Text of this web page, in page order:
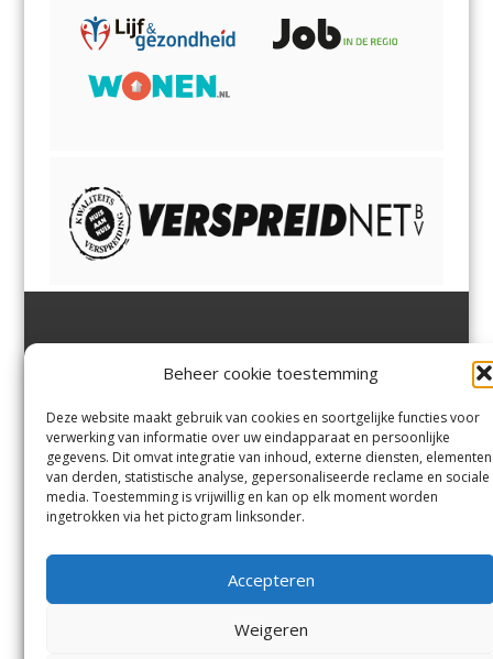
Beheer cookie toestemming
Deze website maakt gebruik van cookies en soortgelijke functies voor
verwerking van informatie over uw eindapparaat en persoonlijke
gegevens. Dit omvat integratie van inhoud, externe diensten, elementen
van derden, statistische analyse, gepersonaliseerde reclame en sociale
media. Toestemming is vrijwillig en kan op elk moment worden
ingetrokken via het pictogram linksonder.
Accepteren
Weigeren
Margadantstraat 34
0255-533900
info@jutter.nlofinfo@hofgee
st.nl
Velserbroek,Velsen-Zuid,
Zuid,Driehuisen
Spaarnwoude.
Contact
Andere uitgaven
Voorwaarden